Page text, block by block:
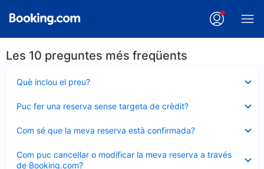
Les 10 preguntes més freqüents
Què inclou el preu?
tancat
Puc fer una reserva sense targeta de crèdit?
tancat
Com sé que la meva reserva està confirmada?
tancat
Com puc cancel·lar o modificar la meva reserva a través
de Booking.com?
tancat